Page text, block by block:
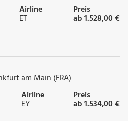
Airline
ET
Preis
ab 1.528,00 €
am Main (FRA)
Airline
EY
Preis
ab 1.534,00 €